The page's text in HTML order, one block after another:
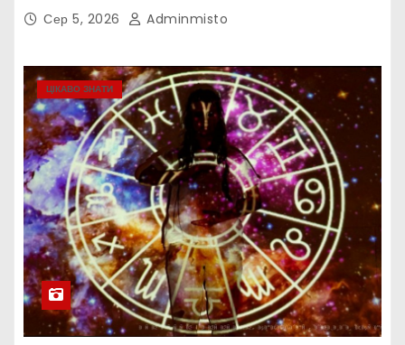
Сер 5, 2026 Adminmisto
ЦІКАВО ЗНАТИ